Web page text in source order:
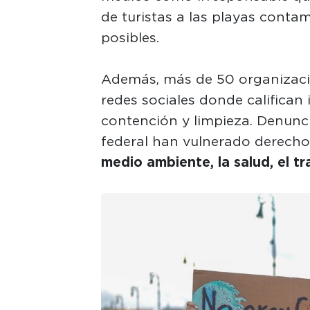
de turistas a las playas
posibles.
Además, más de 50
redes sociales donde
contención y limpieza.
federal han vulnerado
medio ambiente, la salud, el